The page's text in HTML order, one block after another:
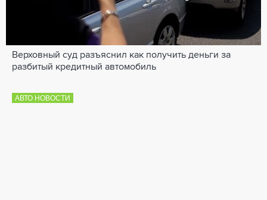
Верховный суд разъяснил как получить деньги за
разбитый кредитный автомобиль
АВТО НОВОСТИ